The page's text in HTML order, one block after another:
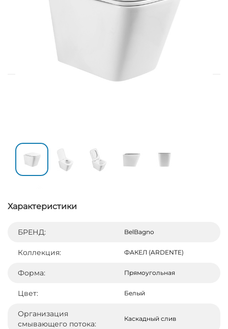
Характеристики
БРЕНД: BelBagno
Коллекция: ФАКЕЛ (ARDENTE)
Форма: Прямоугольная
Цвет: Белый
Организация
смывающего потока:
Каскадный слив